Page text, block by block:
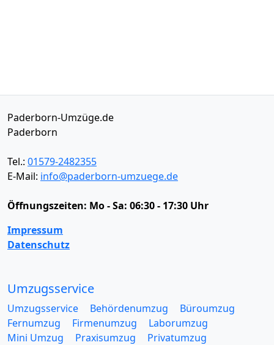
Paderborn-Umzüge.de
Paderborn
Tel.: 01579-2482355
E-Mail: info@paderborn-umzuege.de
Öffnungszeiten: Mo - Sa: 06:30 - 17:30 Uhr
Impressum
Datenschutz
Umzugsservice
Umzugsservice Behördenumzug
Büroumzug
Fernumzug
Firmenumzug
Laborumzug
Mini Umzug
Praxisumzug
Privatumzug